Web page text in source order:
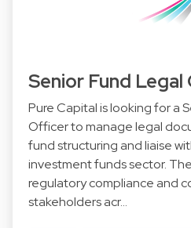
Senior Fund
Pure Capital is looking for a
Officer to manage legal
fund structuring and liaise
investment funds sector.
regulatory compliance and
stakeholders acr…